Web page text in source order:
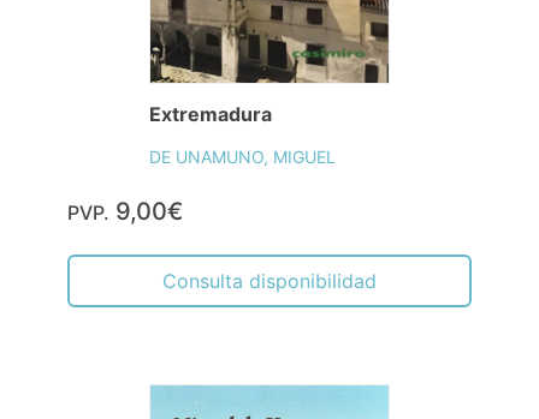
Extremadura
DE UNAMUNO, MIGUEL
PVP. 9,00€
Consulta disponibilidad